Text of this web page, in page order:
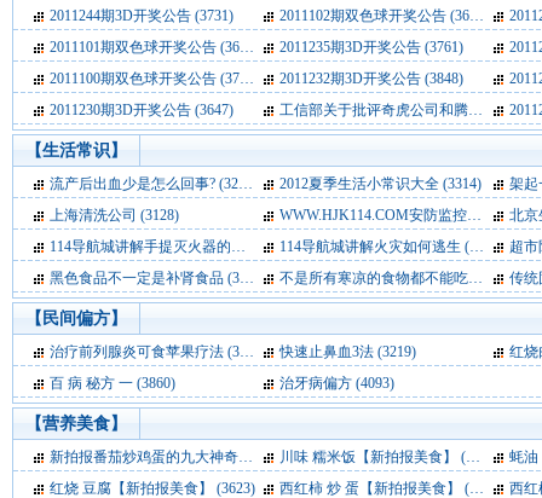
2011244期3D开奖公告 (3731) 2011102期双色球开奖公告 (3659)
2011101期双色球开奖公告 (3682) 2011235期3D开奖公告 (3761)
2011100期双色球开奖公告 (3722) 2011232期3D开奖公告 (3848)
2011230期3D开奖公告 (3647) 工信部关于批评奇虎公司和腾讯公司通报全文
【生活常识】
流产后出血少是怎么回事? (3212) 2012夏季生活小常识大全 (3314)
架起
上海清洗公司 (3128) WWW.HJK114.COM安防监控技术 (2851)
北京
114导航城讲解手提灭火器的使用方法
(4319)
114导航城讲解火灾如何逃生 (3942)
超
黑色食品不一定是补肾食品 (3890) 不是所有寒凉的食物都不能吃 (3752)传统
【 民间偏方】
治疗前列腺炎可食苹果疗法 (3055) 快速止鼻血3法 (3219)
红烧
百 病 秘方 一 (3860) 治牙病偏方 (4093)
【营养美食】
新拍报番茄炒鸡蛋的九大神奇功效 (3491)
川味 糯米饭【新拍报美食】 (3408)
蚝油
红烧 豆腐【新拍报美食】
(3623) 西红柿 炒 蛋【新拍报美食】 (3674)
西红